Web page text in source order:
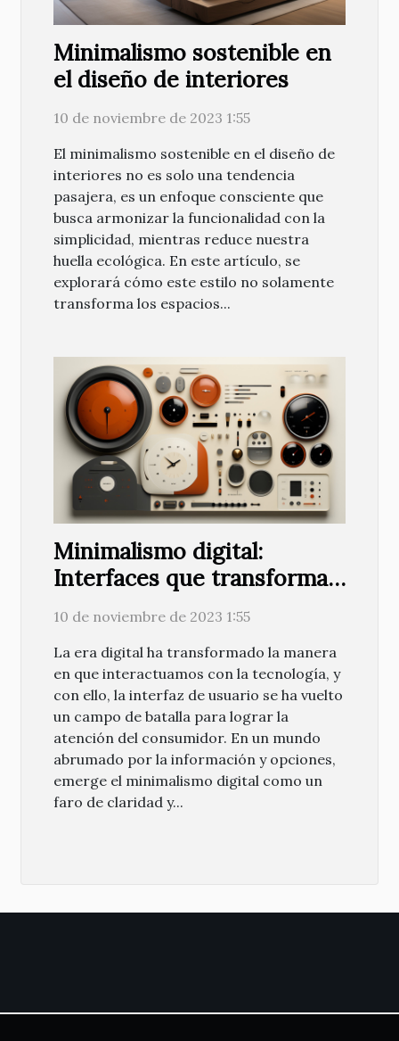
Minimalismo sostenible en
el diseño de interiores
10 de noviembre de 2023 1:55
El minimalismo sostenible en el diseño de
interiores no es solo una tendencia
pasajera, es un enfoque consciente que
busca armonizar la funcionalidad con la
simplicidad, mientras reduce nuestra
huella ecológica. En este artículo, se
explorará cómo este estilo no solamente
transforma los espacios...
Minimalismo digital:
Interfaces que transforman
la experiencia usuario
10 de noviembre de 2023 1:55
La era digital ha transformado la manera
en que interactuamos con la tecnología, y
con ello, la interfaz de usuario se ha vuelto
un campo de batalla para lograr la
atención del consumidor. En un mundo
abrumado por la información y opciones,
emerge el minimalismo digital como un
faro de claridad y...